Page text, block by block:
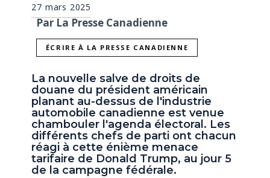
27 mars 2025
Par La Presse Canadienne
ÉCRIRE À LA PRESSE CANADIENNE
La nouvelle salve de droits de
douane du président américain
planant au-dessus de l'industrie
automobile canadienne est venue
chambouler l'agenda électoral. Les
différents chefs de parti ont chacun
réagi à cette énième menace
tarifaire de Donald Trump, au jour 5
de la campagne fédérale.